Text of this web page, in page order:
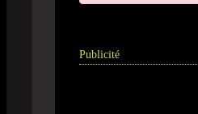
Publicité